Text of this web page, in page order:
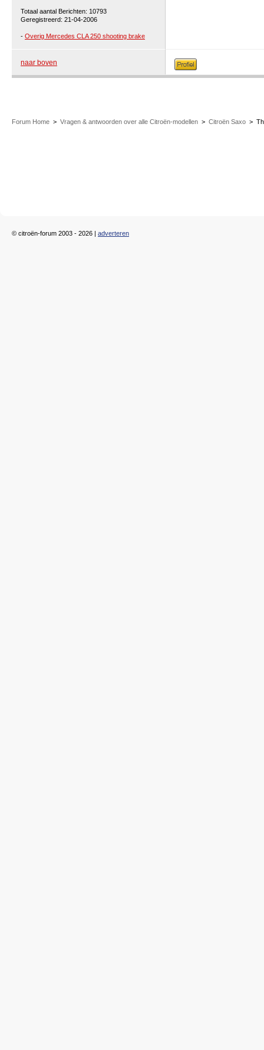
Totaal aantal Berichten: 10793
Geregistreerd: 21-04-2006
- Overig Mercedes CLA 250 shooting brake
naar boven
Forum Home > Vragen & antwoorden over alle Citroën-modellen > Citroën Saxo >
© citroën-forum 2003 - 2026 | adverteren